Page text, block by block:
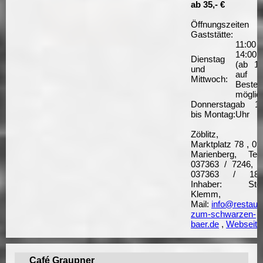
ab 35,- €
Öffnungszeiten
Gaststätte:
Dienstag
und
Mittwoch:
11:00
14:00
(ab
auf
Donnerstag
bis Montag:
ab
Uhr
Zöblitz,
Marktplatz 78 ,
Marienberg,
037363 / 7246,
037363 /
Inhaber:
Klemm,
Mail:
zum-schwarzen-
baer.de , Webseite
Café Graupner